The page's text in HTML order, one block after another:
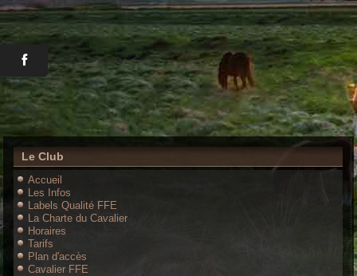
Le Club
Accueil
Les Infos
Labels Qualité FFE
La Charte du Cavalier
Horaires
Tarifs
Plan d'accès
Cavalier FFE